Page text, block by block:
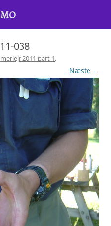
038
2011 part 1.
Næste →